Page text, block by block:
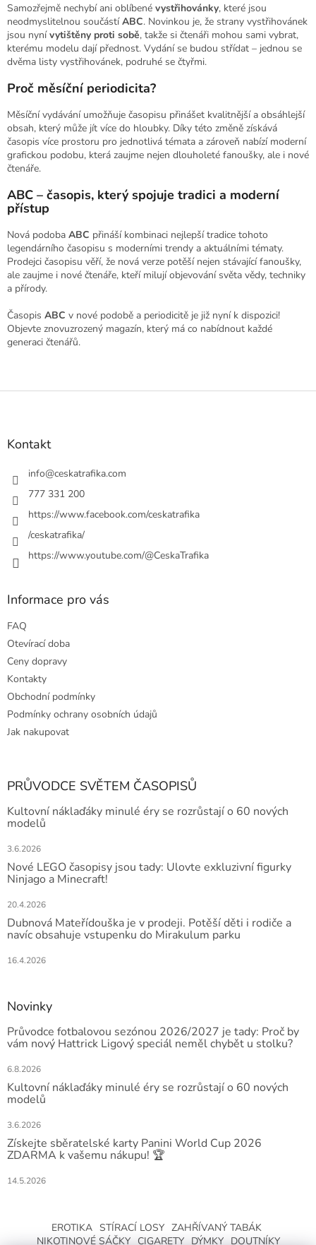
Samozřejmě nechybí ani oblíbené vystřihovánky, které jsou
neodmyslitelnou součástíABC. Novinkou je, že strany vystřihovánek
jsou nynívytištěny proti sobě, takže si čtenáři mohou sami vybrat,
kterému modelu dají přednost. Vydání se budou střídat – jednou se
dvěma listy vystřihovánek, podruhé se čtyřmi.
Proč měsíční periodicita?
Měsíční vydávání umožňuje časopisu přinášet kvalitnější a obsáhlejší
obsah, který může jít více do hloubky. Díky této změně získává
časopis více prostoru pro jednotlivá témata a zároveň nabízí moderní
grafickou podobu, která zaujme nejen dlouholeté fanoušky, ale i nové
čtenáře.
ABC – časopis, který spojuje tradici a moderní
přístup
Nová podoba ABC přináší kombinaci nejlepší tradice tohoto
legendárního časopisu s moderními trendy a aktuálními tématy.
Prodejci časopisu věří, že nová verze potěší nejen stávající fanoušky,
ale zaujme i nové čtenáře, kteří milují objevování světa vědy, techniky
a přírody.
Časopis ABC v nové podobě a periodicitě je již nyní k dispozici!
Objevte znovuzrozený magazín, který má co nabídnout každé
generaci čtenářů.
Z
Kontakt
info@ceskatrafika.com
777 331 200
https://www.facebook.com/ceskatrafika
/ceskatrafika/
https://www.youtube.com/@CeskaTrafika
Informace pro vás
FAQ
Otevírací doba
Ceny dopravy
Kontakty
Obchodní podmínky
Podmínky ochrany osobních údajů
Jak nakupovat
PRŮVODCE SVĚTEM ČASOPISŮ
Kultovní náklaďáky minulé éry se rozrůstají o 60 nových
modelů
3.6.2026
Nové LEGO časopisy jsou tady: Ulovte exkluzivní figurky
Ninjago a Minecraft!
20.4.2026
Dubnová Mateřídouška je v prodeji. Potěší děti i rodiče a
navíc obsahuje vstupenku do Mirakulum parku
16.4.2026
Novinky
Průvodce fotbalovou sezónou 2026/2027 je tady: Proč by
vám nový Hattrick Ligový speciál neměl chybět u stolku?
6.8.2026
Kultovní náklaďáky minulé éry se rozrůstají o 60 nových
modelů
3.6.2026
Získejte sběratelské karty Panini World Cup 2026
ZDARMA k vašemu nákupu! 🏆
14.5.2026
EROTIKA STÍRACÍ LOSY ZAHŘÍVANÝ TABÁK
NIKOTINOVÉ SÁČKY CIGARETY DÝMKY DOUTNÍKY